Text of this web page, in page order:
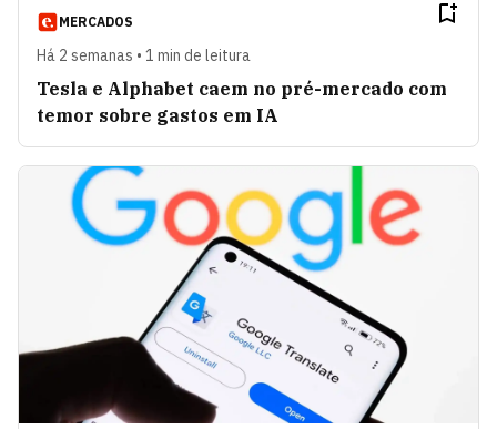
MERCADOS
Há 2 semanas • 1 min de leitura
Tesla e Alphabet caem no pré-mercado com
temor sobre gastos em IA